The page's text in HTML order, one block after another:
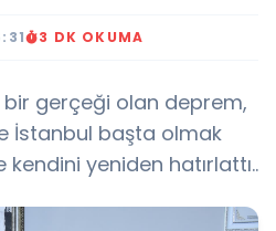
3 DK OKUMA
bir gerçeği olan deprem,
İstanbul başta olmak
yeniden hatırlattı..